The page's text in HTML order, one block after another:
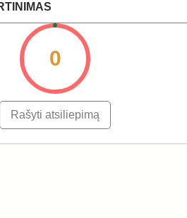
0
Rašyti atsiliepimą